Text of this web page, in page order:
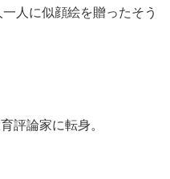
人に似顔絵を贈ったそう
評論家に転身。